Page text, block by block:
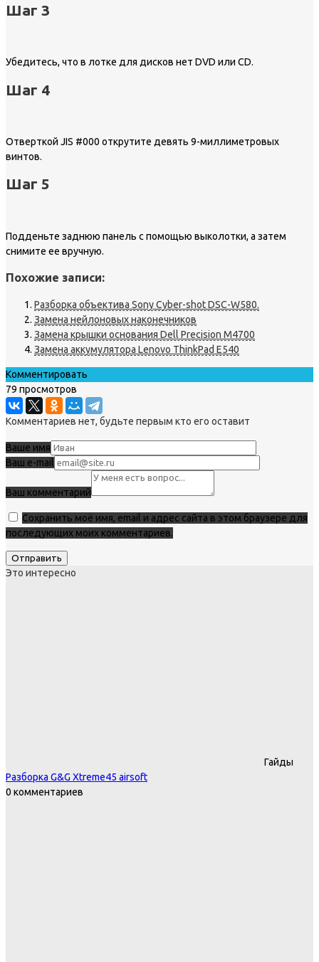
Шаг 3
Убедитесь, что в лотке для дисков нет DVD или CD.
Шаг 4
Отверткой JIS #000 открутите девять 9-миллиметровых
винтов.
Шаг 5
Подденьте заднюю панель с помощью выколотки, а затем
снимите ее вручную.
Похожие записи:
Разборка объектива Sony Cyber-shot DSC-W580.
Замена нейлоновых наконечников
Замена крышки основания Dell Precision M4700
Замена аккумулятора Lenovo ThinkPad E540
Комментировать
79 просмотров
Комментариев нет, будьте первым кто его оставит
Ваше имя
Ваш e-mail
Ваш комментарий
Сохранить моё имя, email и адрес сайта в этом браузере для
последующих моих комментариев.
Это интересно
Гайды
Разборка G&G Xtreme45 airsoft
0 комментариев